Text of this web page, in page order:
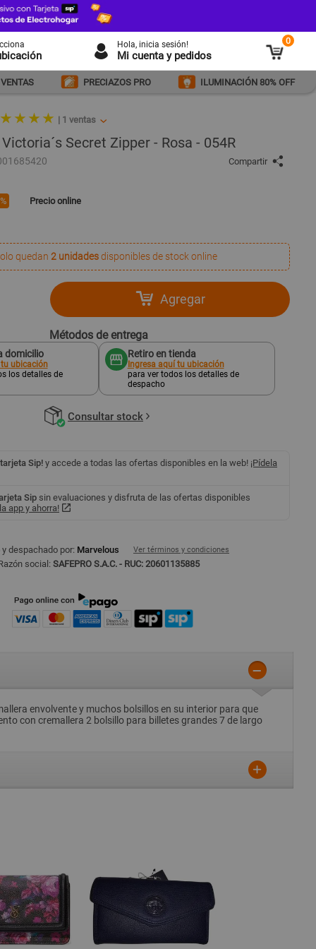
Hola, inicia sesión!
Mi cuenta y pedidos
0
PRECIAZOS PRO ILUMINACIÓN 80% OFF
★ ★ ★ | 1 ventas
Secret Zipper - Rosa - 054R
Compartir
Precio online
quedan2 unidadesdisponibles de stock online
Agregar
Métodos de entrega
domicilio
ubicación
los detalles de
Retiro en tienda
Ingresa aquí tu ubicación
para ver todos los detalles de
despacho
Consultar stock
Sip! y accede a todas las ofertas disponibles en la web! ¡Pídela
Sip sin evaluaciones y disfruta de las ofertas disponibles
app y ahorra!
despachado por: Marvelous Ver términos y condiciones
social: SAFEPRO S.A.C. - RUC: 20601135885
envolvente y muchos bolsillos en su interior para que
con cremallera 2 bolsillo para billetes grandes 7 de largo